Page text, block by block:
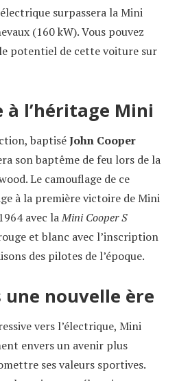
surpassera la Mini
(160 kW). Vous pouvez
potentiel de cette voiture sur
à l’héritage Mini
baptiséJohn Cooper
son baptême de feu lors de la
Le camouflage de ce
à la première victoire de Mini
avec laMini Cooper S
et blanc avec l’inscription
des pilotes de l’époque.
une nouvelle ère
vers l’électrique, Mini
envers un avenir plus
ses valeurs sportives.